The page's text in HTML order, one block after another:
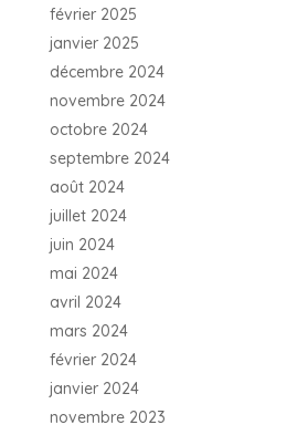
février 2025
janvier 2025
décembre 2024
novembre 2024
octobre 2024
septembre 2024
août 2024
juillet 2024
juin 2024
mai 2024
avril 2024
mars 2024
février 2024
janvier 2024
novembre 2023